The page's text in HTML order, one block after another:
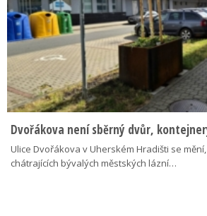
Dvořákova není sběrný dvůr,
Ulice Dvořákova v Uherském Hradišti se
chátrajících bývalých městských lázní…